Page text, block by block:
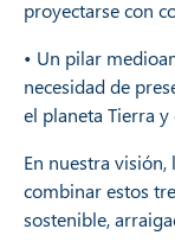
proyectarse con
• Un pilar
necesidad de
el planeta Tierra
En nuestra
combinar estos
sostenible,